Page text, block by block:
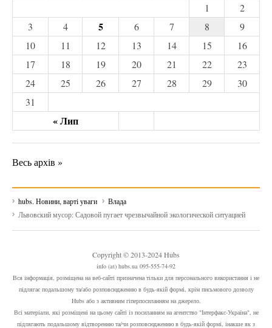
« Лип
1
2
3
4 5 6 7 8
9
10
11 12 13 14 15
16
17
18 19 20 21 22
23
24
25 26 27 28 29
30
31
Весь архів »
hubs. Новини, варті уваги
Влада
Львовский мусор: Садовой пугает чрезвычайной экологической ситуацией
Copyright © 2013-2024 Hubs
info (at) hubs.ua 095-555-74-92
Вся інформація, розміщена на веб-сайті призначена тільки для персонального використання і не
підлягає подальшому та/або розповсюдженню в будь-якій формі, крім письмового дозволу
Hubs або з активним гіперпосиланням на джерело.
Всі матеріали, які розміщені на цьому сайті із посиланням на агентство "Інтерфакс-Україна", не
підлягають подальшому відтворенню та/чи розповсюдженню в будь-якій формі, інакше як з